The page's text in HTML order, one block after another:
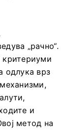
„рачно“.
критериуми
одлука врз
и
метод на